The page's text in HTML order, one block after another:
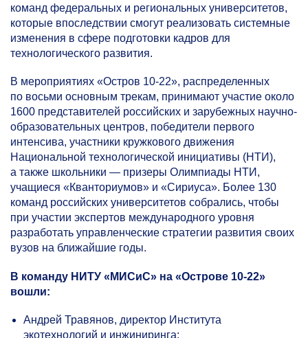
команд федеральных и региональных университетов,
которые впоследствии смогут реализовать системные
изменения в сфере подготовки кадров для
технологического развития.
В мероприятиях «Остров 10-22», распределенных
по восьми основным трекам, принимают участие около
1600 представителей российских и зарубежных научно-
образовательных центров, победители первого
интенсива, участники кружкового движения
Национальной технологической инициативы (НТИ),
а также школьники — призеры Олимпиады НТИ,
учащиеся «Кванториумов» и «Сириуса». Более 130
команд российских университетов собрались, чтобы
при участии экспертов международного уровня
разработать управленческие стратегии развития своих
вузов на ближайшие годы.
В команду НИТУ «МИСиС» на «Острове 10-22»
вошли:
Андрей Травянов, директор Института
экотехнологий и инжиниринга;